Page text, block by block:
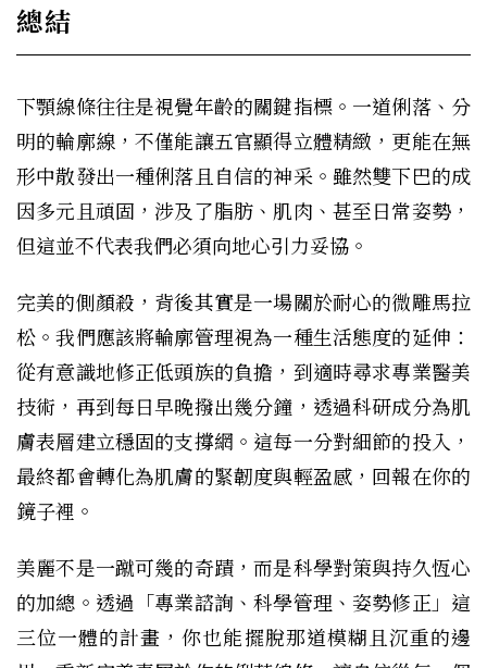
總結
下顎線條往往是視覺年齡的關鍵指標。一道俐落、分
明的輪廓線，不僅能讓五官顯得立體精緻，更能在無
形中散發出一種俐落且自信的神采。雖然雙下巴的成
因多元且頑固，涉及了脂肪、肌肉、甚至日常姿勢，
但這並不代表我們必須向地心引力妥協。
完美的側顏殺，背後其實是一場關於耐心的微雕馬拉
松。我們應該將輪廓管理視為一種生活態度的延伸：
從有意識地修正低頭族的負擔，到適時尋求專業醫美
技術，再到每日早晚撥出幾分鐘，透過科研成分為肌
膚表層建立穩固的支撐網。這每一分對細節的投入，
最終都會轉化為肌膚的緊韌度與輕盈感，回報在你的
鏡子裡。
美麗不是一蹴可幾的奇蹟，而是科學對策與持久恆心
的加總。透過「專業諮詢、科學管理、姿勢修正」這
三位一體的計畫，你也能擺脫那道模糊且沉重的邊